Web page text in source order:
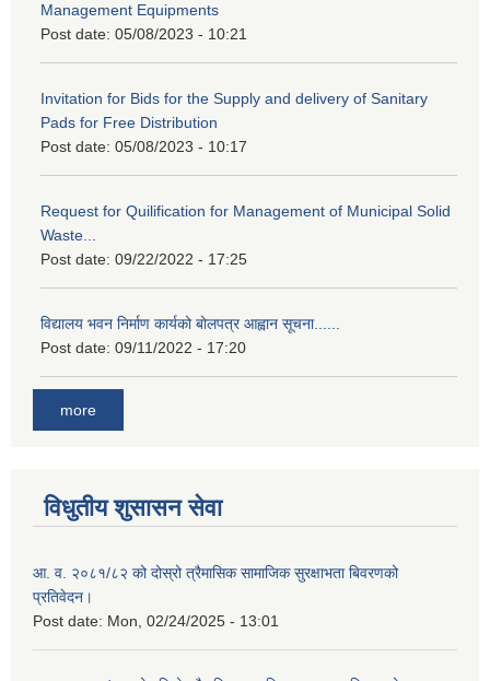
Management Equipments
Post date: 05/08/2023 - 10:21
Invitation for Bids for the Supply and delivery of Sanitary
Pads for Free Distribution
Post date: 05/08/2023 - 10:17
Request for Quilification for Management of Municipal Solid
Waste...
Post date: 09/22/2022 - 17:25
विद्यालय भवन निर्माण कार्यको बोलपत्र आह्वान सूचना......
Post date: 09/11/2022 - 17:20
more
विधुतीय शुसासन सेवा
आ. व. २०८१/८२ को दोस्रो त्रैमासिक सामाजिक सुरक्षाभता बिवरणको
प्रतिवेदन।
Post date: Mon, 02/24/2025 - 13:01